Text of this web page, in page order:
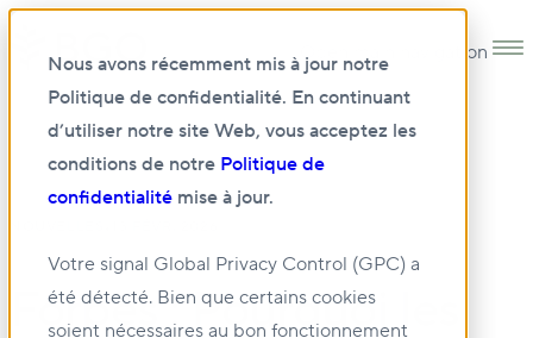
Nous avons récemment mis à jour notre
Politique de confidentialité. En continuant
d’utiliser notre site Web, vous acceptez les
conditions de notre Politique de
confidentialité mise à jour.
Votre signal Global Privacy Control (GPC) a
été détecté. Bien que certains cookies
soient nécessaires au bon fonctionnement
Open main navigation
Forbes : Pourquoi les